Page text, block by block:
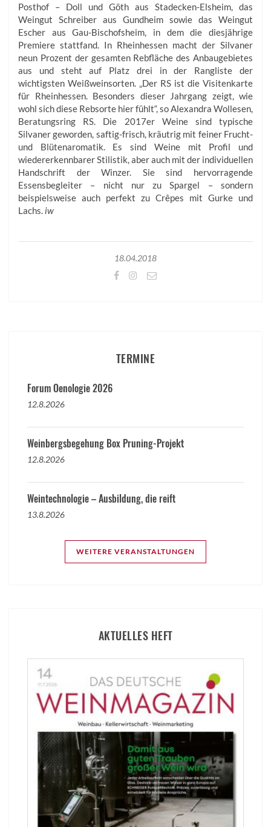
Posthof – Doll und Göth aus Stadecken-Elsheim, das
Weingut Schreiber aus Gundheim sowie das Weingut
Escher aus Gau-Bischofsheim, in dem die diesjährige
Premiere stattfand. In Rheinhessen macht der Silvaner
neun Prozent der gesamten Rebfläche des Anbaugebietes
aus und steht auf Platz drei in der Rangliste der
wichtigsten Weißweinsorten. „Der RS ist die Visitenkarte
für Rheinhessen. Besonders dieser Jahrgang zeigt, wie
wohl sich diese Rebsorte hier fühlt“, so Alexandra Wollesen,
Beratungsring RS. Die 2017er Weine sind typische
Silvaner geworden, saftig-frisch, kräutrig mit feiner Frucht-
und Blütenaromatik. Es sind Weine mit Profil und
wiedererkennbarer Stilistik, aber auch mit der individuellen
Handschrift der Winzer. Sie sind hervorragende
Essensbegleiter – nicht nur zu Spargel – sondern
beispielsweise auch perfekt zu Crêpes mit Gurke und
Lachs. iw
18.04.2018
TERMINE
Forum Oenologie 2026
12.8.2026
Weinbergsbegehung Box Pruning-Projekt
12.8.2026
Weintechnologie – Ausbildung, die reift
13.8.2026
WEITERE VERANSTALTUNGEN
AKTUELLES HEFT